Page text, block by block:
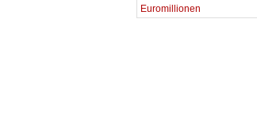
Euromillionen